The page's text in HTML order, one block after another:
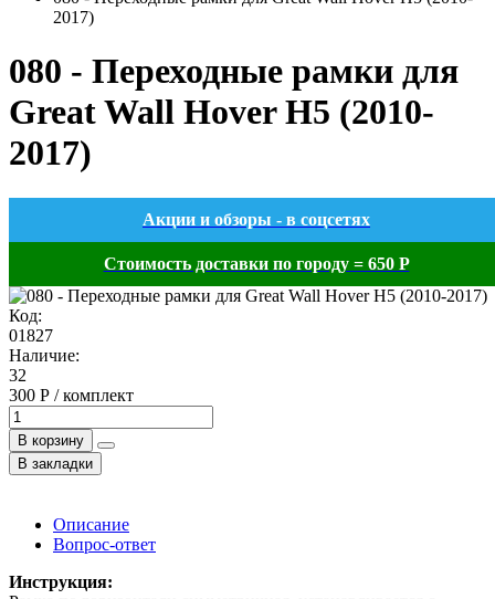
2017)
080 - Переходные рамки для
Great Wall Hover H5 (2010-
2017)
Акции и обзоры - в соцсетях
Стоимость доставки по городу = 650 Р
Код:
01827
Наличие:
32
300 Р / комплект
В корзину
В закладки
Описание
Вопрос-ответ
Инструкция: